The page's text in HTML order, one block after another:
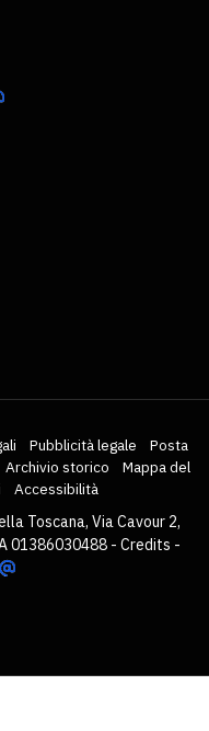
Pubblicità legale
Posta
Archivio storico
Mappa del
Accessibilità
Toscana, Via Cavour 2,
01386030488 - Credits -